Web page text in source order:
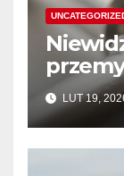
LUT 19,